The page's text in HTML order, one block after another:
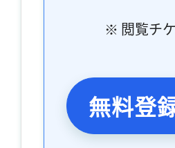
※ 閲覧チ
無料登